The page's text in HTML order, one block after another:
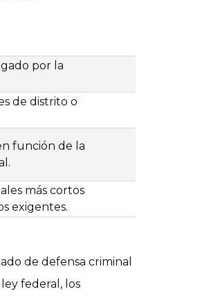
por la
de distrito o
función de la
más cortos
exigentes.
de defensa criminal
federal, los